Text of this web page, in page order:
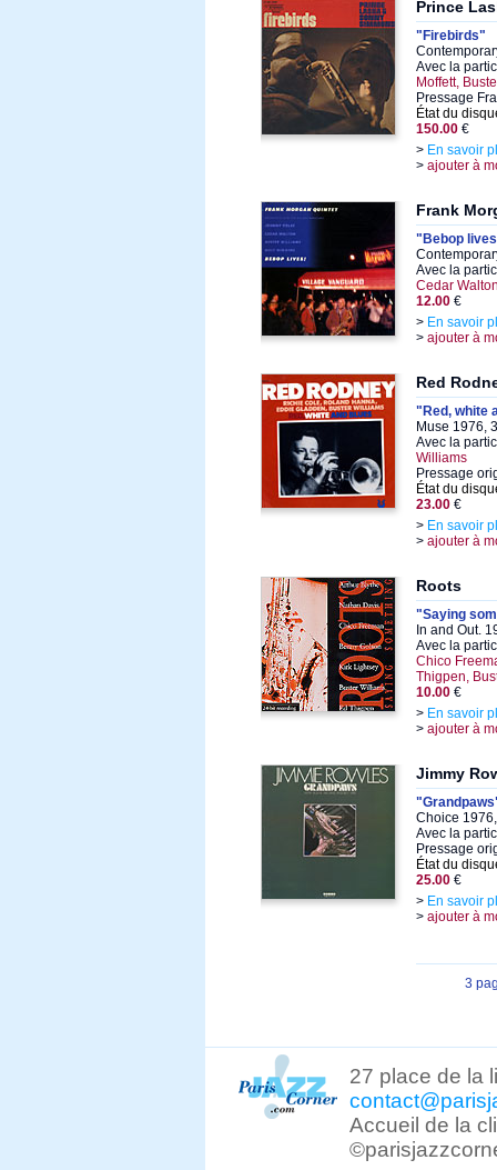
Prince
"Firebirds"
Avec la
Moffett,
Pressage
État du
150.00 €
> En savoir
> ajouter à
Frank
"Bebop
Avec la
Cedar
12.00 €
> En savoir
> ajouter à
Red
"Red, white
Muse 1976,
Avec la
Williams
Pressage
État du
23.00 €
> En savoir
> ajouter à
Roots
"Saying
In and Out.
Avec la
Chico
Thigpen,
10.00 €
> En savoir
> ajouter à
Jimmy
Choice
Avec la
Pressage
État du
25.00 €
> En savoir
> ajouter à
3
27 place de la
Accueil de la